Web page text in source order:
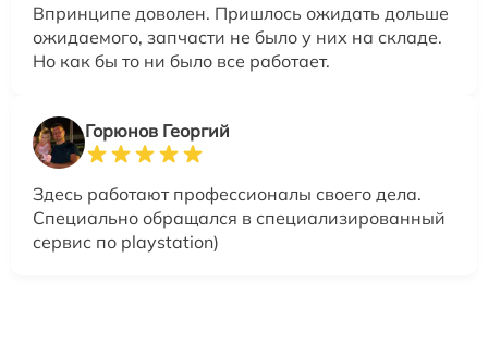
Впринципе доволен. Пришлось ожидать дольше
ожидаемого, запчасти не было у них на складе.
Но как бы то ни было все работает.
Горюнов Георгий
Здесь работают профессионалы своего дела.
Специально обращался в специализированный
сервис по playstation)